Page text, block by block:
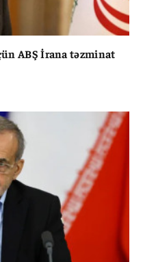
ABŞ İrana təzminat